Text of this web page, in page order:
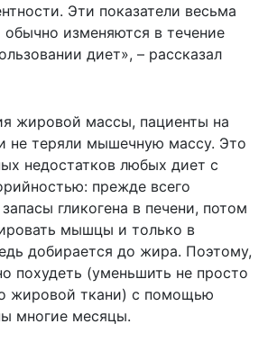
Эти показатели весьма
обычно изменяются в течение
диет», – рассказал
жировой массы, пациенты на
не теряли мышечную массу. Это
недостатков любых диет с
прежде всего
гликогена в печени, потом
мышцы и только в
добирается до жира. Поэтому,
похудеть (уменьшить не просто
жировой ткани) с помощью
многие месяцы.